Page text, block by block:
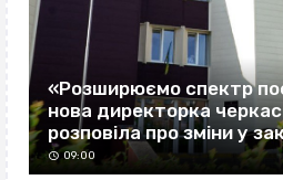
«Розширюємо спектр
нова директорка
розповіла про зміни у
09:00